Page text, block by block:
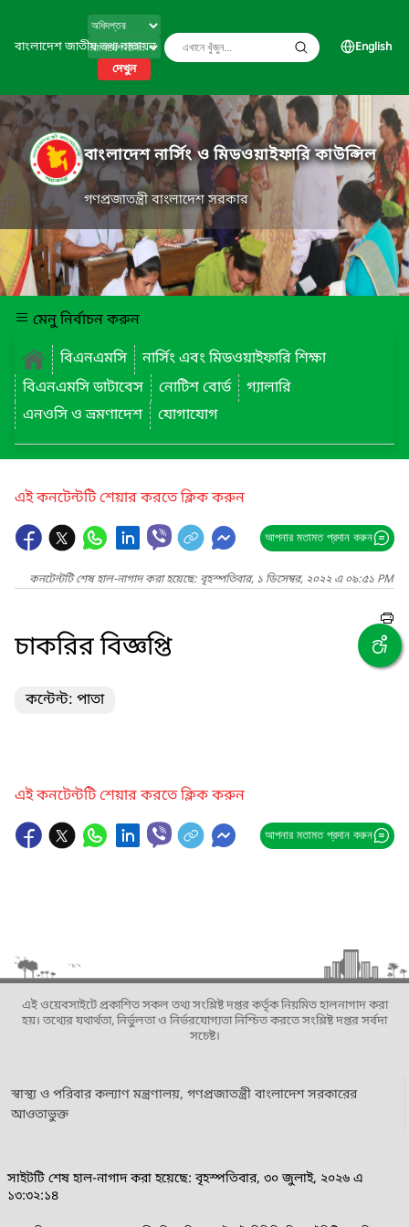
বাংলাদেশ জাতীয় তথ্য বাতায়ন
দেখুন
English
বাংলাদেশ নার্সিং ও মিডওয়াইফারি কাউন্সিল
গণপ্রজাতন্ত্রী বাংলাদেশ সরকার
মেনু নির্বাচন করুন
বিএনএমসি
নার্সিং এবং মিডওয়াইফারি শিক্ষা
বিএনএমসি ডাটাবেস
নোটিশ বোর্ড
গ্যালারি
এনওসি ও ভ্রমণাদেশ
যোগাযোগ
এই কনটেন্টটি শেয়ার করতে ক্লিক করুন
আপনার মতামত প্রদান করুন
কনটেন্টটি শেষ হাল-নাগাদ করা হয়েছে: বৃহস্পতিবার, ১ ডিসেম্বর, ২০২২ এ ০৯:৫১ PM
চাকরির বিজ্ঞপ্তি
কন্টেন্ট: পাতা
এই কনটেন্টটি শেয়ার করতে ক্লিক করুন
আপনার মতামত প্রদান করুন
এই ওয়েবসাইটে প্রকাশিত সকল তথ্য সংশ্লিষ্ট দপ্তর কর্তৃক নিয়মিত হালনাগাদ করা
হয়। তথ্যের যথার্থতা, নির্ভুলতা ও নির্ভরযোগ্যতা নিশ্চিত করতে সংশ্লিষ্ট দপ্তর সর্বদা
সচেষ্ট।
স্বাস্থ্য ও পরিবার কল্যাণ মন্ত্রণালয়, গণপ্রজাতন্ত্রী বাংলাদেশ সরকারের
আওতাভুক্ত
সাইটটি শেষ হাল-নাগাদ করা হয়েছে: বৃহস্পতিবার, ৩০ জুলাই, ২০২৬ এ
১৩:৩২:১৪